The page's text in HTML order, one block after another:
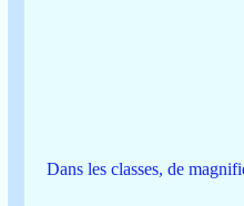
Dans les classes, de